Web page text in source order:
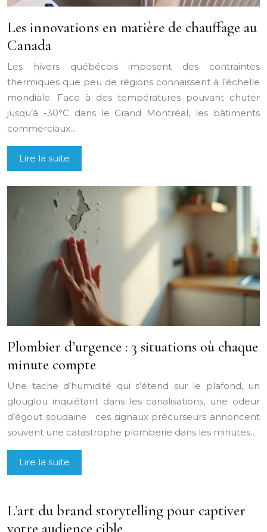
Les innovations en matière de chauffage au
Canada
Les hivers québécois imposent des contraintes
thermiques que peu de régions connaissent à l’échelle
mondiale. Face à des températures pouvant chuter
jusqu’à -30°C dans le Grand Montréal, les bâtiments
commerciaux…
Lire la suite
Plombier d’urgence : 3 situations où chaque
minute compte
Une tache d’humidité qui s’étend sur le plafond, un
glouglou inquiétant dans les canalisations, une odeur
d’égout soudaine : ces signaux précurseurs annoncent
souvent une catastrophe plomberie dans les minutes…
Lire la suite
L’art du brand storytelling pour captiver